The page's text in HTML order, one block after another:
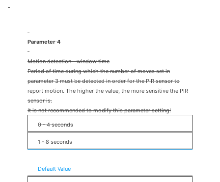
Parameter 4
Motion detection - window time
Period of time during which the number of moves set in
parameter 3 must be detected in order for the PIR sensor to
report motion. The higher the value, the more sensitive the PIR
sensor is.
It is not recommended to modify this parameter setting!
0 - 4 seconds
1 - 8 seconds
Default Value